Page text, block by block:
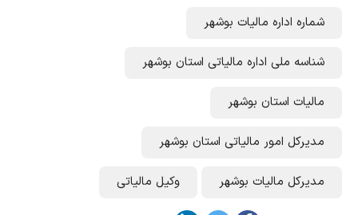
شماره اداره مالیات بوشهر
شناسه ملی اداره مالیاتی استان بوشهر
مالیات استان بوشهر
مدیرکل امور مالیاتی استان بوشهر
مدیرکل مالیات بوشهر وکیل مالیاتی